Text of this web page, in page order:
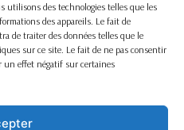
utilisons des technologies telles que les
des appareils. Le fait de
de traiter des données telles que le
sur ce site. Le fait de ne pas consentir
un effet négatif sur certaines